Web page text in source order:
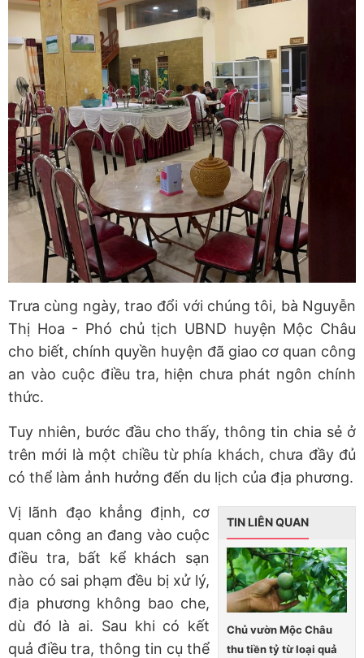
Trưa cùng ngày, trao đổi với chúng tôi, bà Nguyễn
Thị Hoa - Phó chủ tịch UBND huyện Mộc Châu
cho biết, chính quyền huyện đã giao cơ quan công
an vào cuộc điều tra, hiện chưa phát ngôn chính
thức.
Tuy nhiên, bước đầu cho thấy, thông tin chia sẻ ở
trên mới là một chiều từ phía khách, chưa đầy đủ
có thể làm ảnh hưởng đến du lịch của địa phương.
TIN LIÊN QUAN
Chủ vườn Mộc Châu
thu tiền tỷ từ loại quả
Vị lãnh đạo khẳng định, cơ
quan công an đang vào cuộc
điều tra, bất kể khách sạn
nào có sai phạm đều bị xử lý,
địa phương không bao che,
dù đó là ai. Sau khi có kết
quả điều tra, thông tin cụ thể